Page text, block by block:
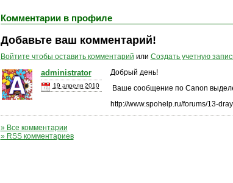
Комментарии в профиле
Добавьте ваш комментарий!
Войтите чтобы оставить комментарий или Создать учетную
administrator
19 апреля 2010
Добрый день!
Ваше сообщение по Canon
http://www.spohelp.ru/forums/13-
» Все комментарии
» RSS комментариев